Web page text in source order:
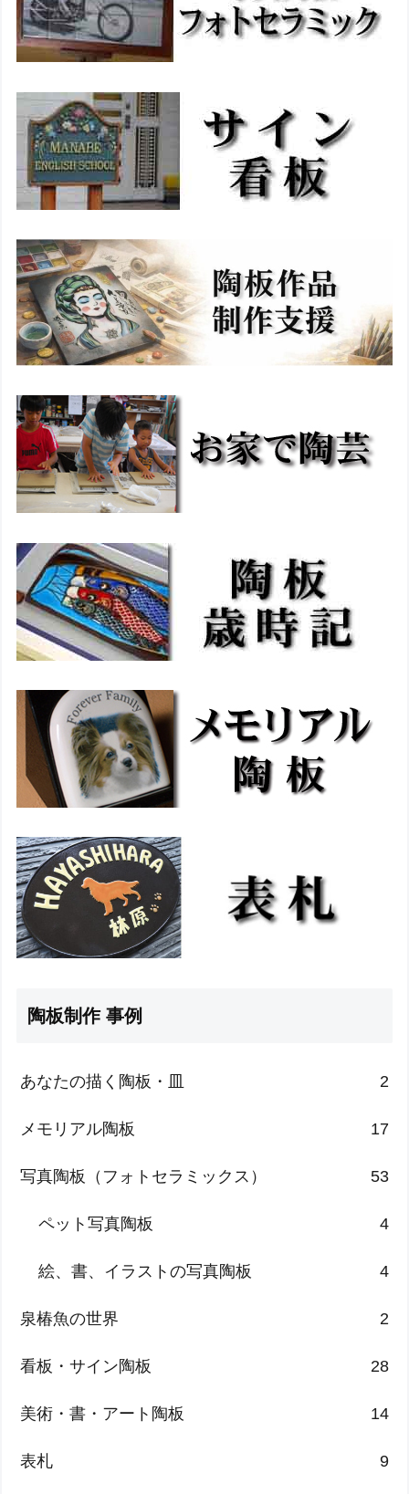
陶板制作 事例
あなたの描く陶板・皿 2
メモリアル陶板 17
写真陶板（フォトセラミックス） 53
ペット写真陶板 4
絵、書、イラストの写真陶板 4
泉椿魚の世界 2
看板・サイン陶板 28
美術・書・アート陶板 14
表札 9